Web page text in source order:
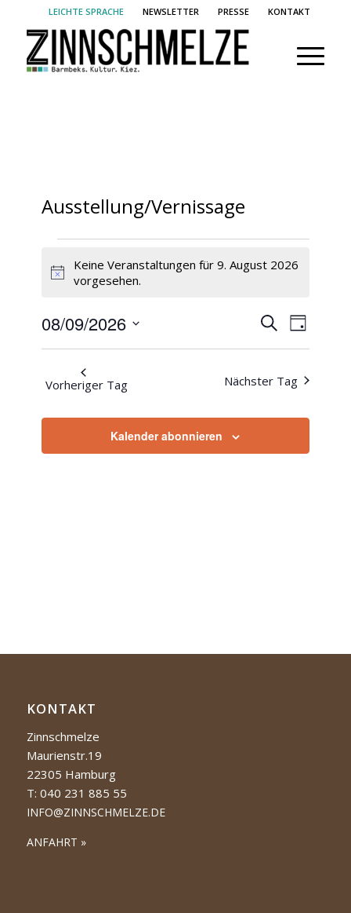
LEICHTE SPRACHE NEWSLETTER PRESSE KONTAKT
Ausstellung/Vernissage
für
August
2026
Hinweis
Keine Veranstaltungen für 9. August 2026
vorgesehen.
Suche
und
SucheTag
08/09/2026
Vorheriger Tag Nächster Tag
Kalender abonnieren
KONTAKT
Zinnschmelze
Maurienstr.19
22305 Hamburg
T: 040 231 885 55
INFO@ZINNSCHMELZE.DE
ANFAHRT »